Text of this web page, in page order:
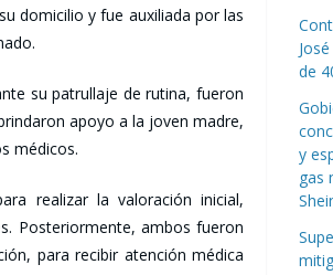
domicilio y fue auxiliada por las
su patrullaje de rutina, fueron
apoyo a la joven madre,
médicos.
realizar la valoración inicial,
Posteriormente, ambos fueron
para recibir atención médica
de
y
gas